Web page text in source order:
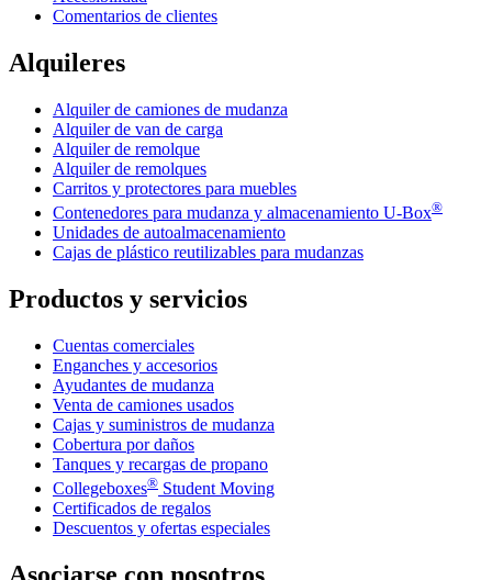
Comentarios de clientes
Alquileres
Alquiler de camiones de mudanza
Alquiler de van de carga
Alquiler de remolque
Alquiler de remolques
Carritos y protectores para muebles
Contenedores para mudanza y almacenamiento U-Box®
Unidades de autoalmacenamiento
Cajas de plástico reutilizables para mudanzas
Productos y servicios
Cuentas comerciales
Enganches y accesorios
Ayudantes de mudanza
Venta de camiones usados
Cajas y suministros de mudanza
Cobertura por daños
Tanques y recargas de propano
Collegeboxes® Student Moving
Certificados de regalos
Descuentos y ofertas especiales